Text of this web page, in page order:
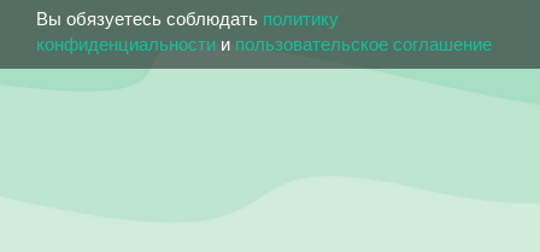
Вы обязуетесь соблюдать политику
конфиденциальности и пользовательское соглашение